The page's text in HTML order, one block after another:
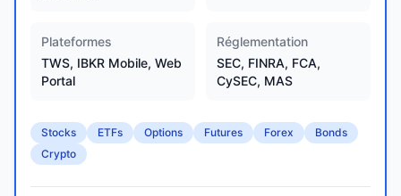
Plateformes
TWS, IBKR Mobile, Web
Portal
Réglementation
SEC, FINRA, FCA,
CySEC, MAS
Stocks ETFs Options Futures Forex
Bonds
Crypto